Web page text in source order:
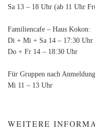
Sa 13 – 18 Uhr (ab 11 Uhr
Familiencafe – Haus Kokon:
Di + Mi + Sa 14 – 17:30 Uhr
Do + Fr 14 – 18:30 Uhr
Für Gruppen nach
Mi 11 – 13 Uhr
WEITERE